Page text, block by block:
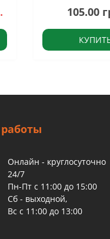
105.00
Онлайн - круглосуточно
24/7
Пн-Пт с 11:00 до 15:00
Сб - выходной,
Вс с 11:00 до 13:00